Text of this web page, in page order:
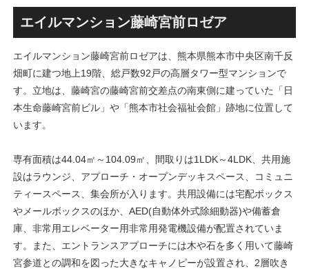
跡地の開発計画や商業ビル建
設進行などにより駅前商業地
が形成へ！！
テル温浴棟」2026年夏時点建
設状況！！天然温泉のほか子
育て・ペット関連の複合施設
エイルマンション藤崎宮前ロゼア
エイルマンション藤崎宮前ロゼアは、熊本県熊本市中央区南千反
畑町に建つ地上19階、総戸数92戸の高層タワー型マンションで
す。立地は、藤崎宮の藤崎宮前交差点の南東側に建っていた「日
本生命藤崎宮前ビル」や「熊本市社会福祉会館」跡地に位置して
います。
専有面積は44.04㎡～104.09㎡、間取りは1LDK～4LDK、共用施
設はラウンジ、アプローチ・オープンデッキスペース、コミュニ
ティースペース、集会所が入ります。共用設備には宅配ボックス
やメールボックスのほか、AED(自動体外式除細動器)や備蓄倉
庫、非常用エレベーター用非常用発電機設備が配置されていま
す。また、エントランスアプローチには木や石を多く用いて藤崎
宮参道との調和を図った大きなキャノピーが設置され、2層吹き